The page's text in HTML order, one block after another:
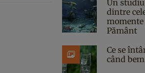
Un
dintre
Pământ
Ce se
când